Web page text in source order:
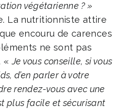
végétarienne ? »
La nutritionniste attire
encouru de carences
ne sont pas
«Je vous conseille, si vous
d’en parler à votre
rendez-vous avec une
plus facile et sécurisant